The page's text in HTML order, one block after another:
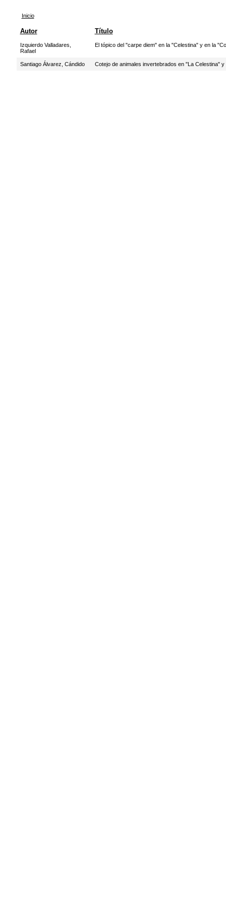
Inicio
Autor Título
Izquierdo Valladares,
Rafael
El tópico del "carpe diem" en la "Celestina" y en la
Santiago Álvarez, Cándido Cotejo de animales invertebrados en "La Celestina"